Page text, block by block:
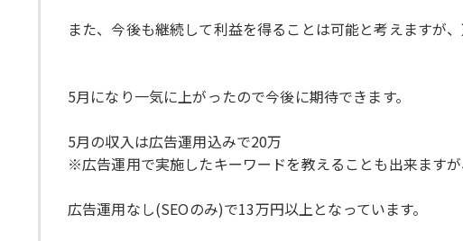
また、今後も継続して利益を得ることは可能と考えますが
5月になり一気に上がったので今後に期待できます。
5月の収入は広告運用込みで20万
※広告運用で実施したキーワードを教えることも出来ます
広告運用なし(SEOのみ)で13万円以上となっています。